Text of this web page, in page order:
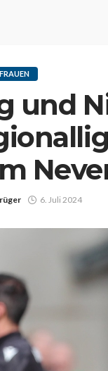
und
6. Juli 2024